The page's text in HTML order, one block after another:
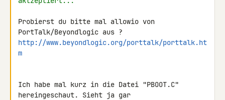
Probierst du bitte mal allowio von
http://www.beyondlogic.org/porttalk/porttalk.ht
m
Ich habe mal kurz in die Datei "PBOOT.C"
hereingeschaut. Sieht ja gar